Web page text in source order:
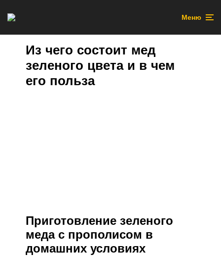
Меню
Из чего состоит мед
зеленого цвета и в чем
его польза
Приготовление зеленого
меда с прополисом в
домашних условиях